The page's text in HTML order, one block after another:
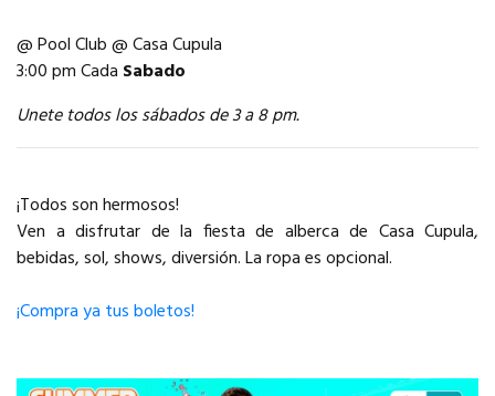
@ Pool Club @ Casa Cupula
3:00 pm Cada Sabado
Unete todos los sábados de 3 a 8 pm.
¡Todos son hermosos!
Ven a disfrutar de la fiesta de alberca de Casa Cupula,
bebidas, sol, shows, diversión. La ropa es opcional.
¡Compra ya tus boletos!